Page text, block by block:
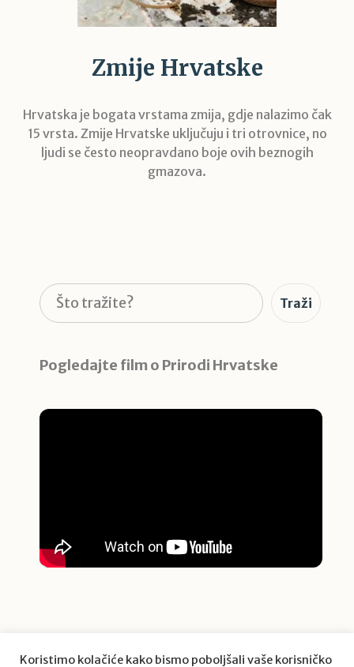
Zmije Hrvatske
Hrvatska je bogata vrstama zmija, gdje nalazimo čak
15 vrsta. Zmije Hrvatske uključuju i tri otrovnice, no
ljudi se često neopravdano boje ovih beznogih
gmazova.
Pretraga Traži
Pogledajte film o Prirodi Hrvatske
Koristimo kolačiće kako bismo poboljšali vaše korisničko